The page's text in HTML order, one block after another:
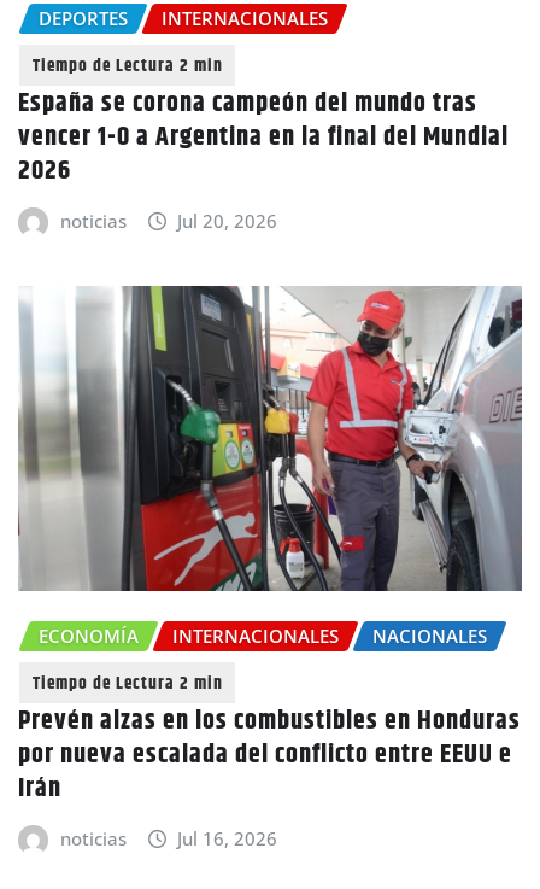
DEPORTES INTERNACIONALES
España se corona campeón del mundo tras
vencer 1-0 a Argentina en la final del Mundial
2026
noticias Jul 20, 2026
ECONOMÍA INTERNACIONALES NACIONALES
Prevén alzas en los combustibles en Honduras
por nueva escalada del conflicto entre EEUU e
Irán
noticias Jul 16, 2026